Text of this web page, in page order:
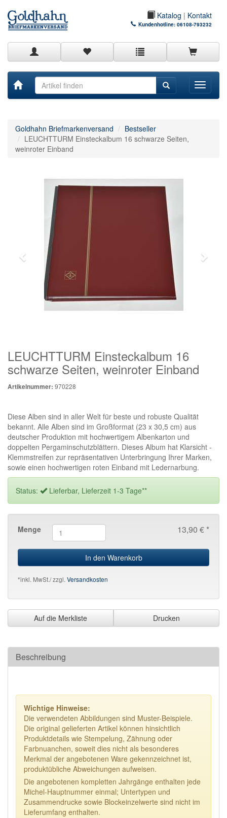
Katalog | Kontakt
Kundenhotline: 06108-793232
Toggle
Goldhahn Briefmarkenversand
Bestseller
LEUCHTTURM Einsteckalbum 16 schwarze Seiten,
weinroter Einband
LEUCHTTURM Einsteckalbum 16
schwarze Seiten, weinroter Einband
Artikelnummer: 970228
Diese Alben sind in aller Welt für beste und robuste Qualität
bekannt. Alle Alben sind im Großformat (23 x 30,5 cm) aus
deutscher Produktion mit hochwertigem Albenkarton und
doppelten Pergaminschutzblättern. Dieses Album hat Klarsicht -
Klemmstreifen zur repräsentativen Unterbringung Ihrer Marken,
sowie einen hochwertigen roten Einband mit Ledernarbung.
Status: Lieferbar, Lieferzeit 1-3 Tage**
13,90 € *
Menge
In den Warenkorb
*inkl. MwSt./ zzgl.Versandkosten
Auf die Merkliste Drucken
Beschreibung
Wichtige Hinweise:
Die verwendeten Abbildungen sind Muster-Beispiele.
Die original gelieferten Artikel können hinsichtlich
Produktdetails wie Stempelung, Zähnung oder
Farbnuanchen, soweit dies nicht als besonderes
Merkmal der angebotenen Ware gekennzeichnet ist,
produktübliche Abweichungen aufweisen.
Die angebotenen kompletten Jahrgänge enthalten jede
Michel-Hauptnummer einmal; Untertypen und
Zusammendrucke sowie Blockeinzelwerte sind nicht im
Lieferumfang enthalten.